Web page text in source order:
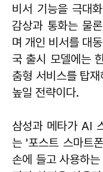
비서 기능을 극대
감상과 통화는 물
며 개인 비서를 대
국 출시 모델에는
춤형 서비스를 탑
높일 전략이다.
삼성과 메타가 AI
는 '포스트 스마트
손에 들고 사용하